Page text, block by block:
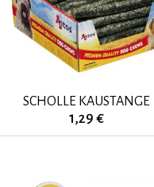
SCHOLLE KAUSTANGE
1,29 €